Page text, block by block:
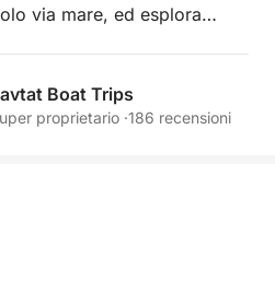
via mare, ed esplora
Goditi le acque
emozionante per gli
piacevole e senza intoppi.
svelandoti i luoghi più
il percorso.
Boat Trips
proprietario ·186 recensioni